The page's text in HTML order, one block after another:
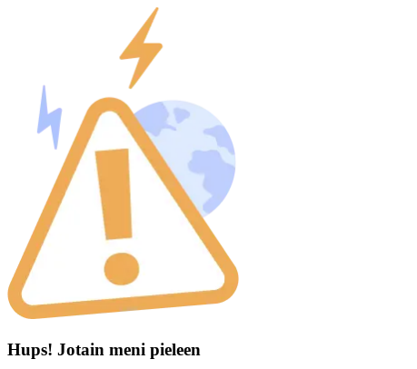
Hups! Jotain meni pieleen